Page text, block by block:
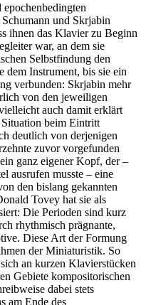
und Skrjabin
ihnen das Klavier zu Beginn
war, an dem sie
Selbstfindung den
dem Instrument, bis sie ein
verbunden: Skrjabin mehr
von den jeweiligen
auch damit erklärt
beim Eintritt
deutlich von derjenigen
zuvor vorgefunden
ganz eigener Kopf, der –
ausrufen musste – eine
den bislang gekannten
Tovey hat sie als
Die Perioden sind kurz
rhythmisch prägnante,
Diese Art der Formung
der Miniaturistik. So
an kurzen Klavierstücken
Gebiete kompositorischen
dabei stets
am Ende des